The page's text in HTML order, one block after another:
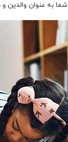
به عنوان والدین